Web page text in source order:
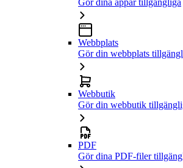
Gör dina appar tillgängliga
Webbplats
Gör din webbplats
Webbutik
Gör din webbutik
PDF
Gör dina PDF-filer